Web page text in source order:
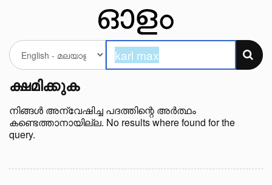
ക്ഷമിക്കുക
നിങ്ങള്‍ അന്വേഷിച്ച പദത്തിന്റെ അർത്ഥം
കണ്ടെത്താനായില്ല. No results where found for the
query.